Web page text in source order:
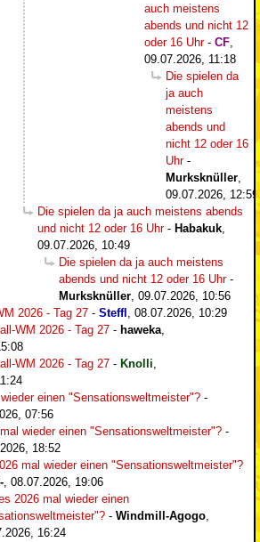
auch meistens
abends und nicht 12
oder 16 Uhr- CF
09.07.2026, 11:18
Die spielen da
ja auch
meistens
abends und
nicht 12 oder 16
Uhr-
Murksknüller
09.07.2026, 12:59
Die spielen da ja auch meistens abends
und nicht 12 oder 16 Uhr- Habakuk
09.07.2026, 10:49
Die spielen da ja auch meistens
abends und nicht 12 oder 16 Uhr-
Murksknüller 09.07.2026, 10:56
2026 - Tag 27 - Steffl
08.07.2026, 10:29
WM 2026 - Tag 27 - haweka
WM 2026 - Tag 27 - Knolli
einen "Sensationsweltmeister"? -
07:56
wieder einen "Sensationsweltmeister"? -
18:52
mal wieder einen "Sensationsweltmeister"?
08.07.2026, 19:06
2026 mal wieder einen
- Windmill-Agogo
16:24